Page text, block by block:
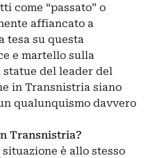
come “passato” o
affiancato a
tesa su questa
e martello sulla
del leader del
in Transnistria siano
qualunquismo davvero
Transnistria?
è allo stesso